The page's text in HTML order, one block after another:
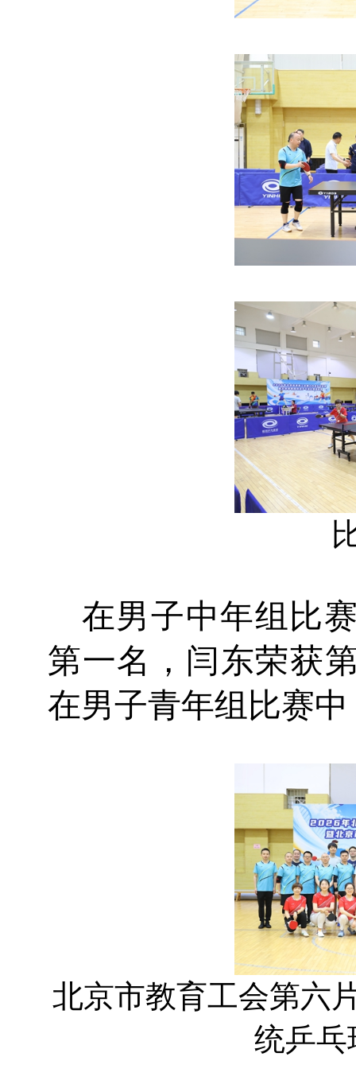
在男子中年组比
第一名，闫东荣获
在男子青年组比赛
北京市教育工会第六
统乒乓